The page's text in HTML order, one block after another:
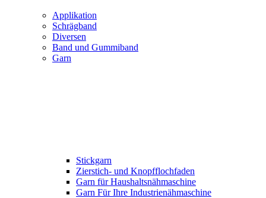
Applikation
Schrägband
Diversen
Band und Gummiband
Garn
Stickgarn
Zierstich- und Knopfflochfaden
Garn für Haushaltsnähmaschine
Garn Für Ihre Industrienähmaschine